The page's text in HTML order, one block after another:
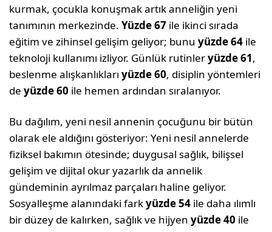
kurmak, çocukla konuşmak artık anneliğin yeni
tanımının merkezinde.Yüzde 67 ile ikinci sırada
eğitim ve zihinsel gelişim geliyor; bunuyüzde 64 ile
teknoloji kullanımı izliyor. Günlük rutinleryüzde 61,
beslenme alışkanlıklarıyüzde 60, disiplin yöntemleri
de yüzde 60 ile hemen ardından sıralanıyor.
Bu dağılım, yeni nesil annenin çocuğunu bir bütün
olarak ele aldığını gösteriyor: Yeni nesil annelerde
fiziksel bakımın ötesinde; duygusal sağlık, bilişsel
gelişim ve dijital okur yazarlık da annelik
gündeminin ayrılmaz parçaları haline geliyor.
Sosyalleşme alanındaki farkyüzde 54 ile daha ılımlı
bir düzey de kalırken, sağlık ve hijyenyüzde 40 ile